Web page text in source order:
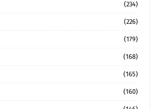
(234)
(226)
(179)
(168)
(165)
(160)